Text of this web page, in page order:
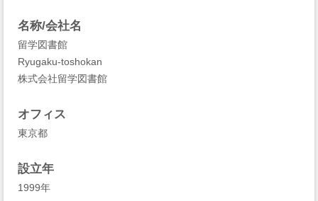
名称/会社名
留学図書館
Ryugaku-toshokan
株式会社留学図書館
オフィス
東京都
設立年
1999年